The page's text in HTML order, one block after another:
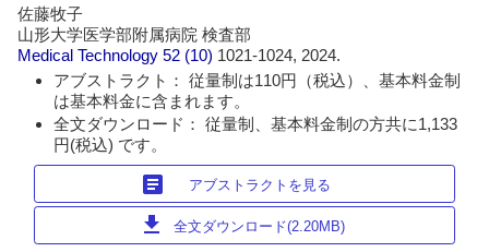
佐藤牧子
山形大学医学部附属病院 検査部
Medical Technology 52 (10) 1021-1024, 2024.
アブストラクト： 従量制は110円（税込）、基本料金制
は基本料金に含まれます。
全文ダウンロード： 従量制、基本料金制の方共に1,133
円(税込) です。
article アブストラクトを見る
download 全文ダウンロード(2.20MB)